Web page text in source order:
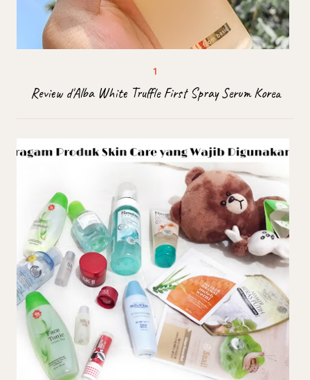
Review d'Alba White Truffle First Spray Serum Korea